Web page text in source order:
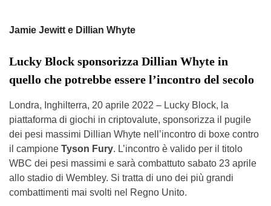
Jamie Jewitt e Dillian Whyte
Lucky Block sponsorizza Dillian Whyte in
quello che potrebbe essere l’incontro del secolo
Londra, Inghilterra, 20 aprile 2022 – Lucky Block, la
piattaforma di giochi in criptovalute, sponsorizza il pugile
dei pesi massimi Dillian Whyte nell’incontro di boxe contro
il campione Tyson Fury. L’incontro è valido per il titolo
WBC dei pesi massimi e sarà combattuto sabato 23 aprile
allo stadio di Wembley. Si tratta di uno dei più grandi
combattimenti mai svolti nel Regno Unito.